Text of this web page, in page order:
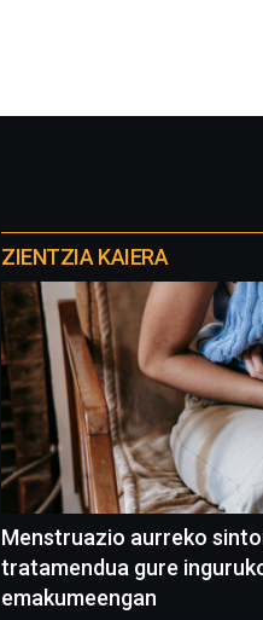
proyectos
ZIENTZIA KAIERA
Menstruazio aurreko
tratamendua gure
emakumeengan